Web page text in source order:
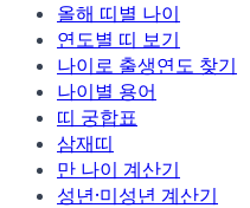
올해 띠별 나이
연도별 띠 보기
나이로 출생연도 찾기
나이별 용어
띠 궁합표
삼재띠
만 나이 계산기
성년·미성년 계산기